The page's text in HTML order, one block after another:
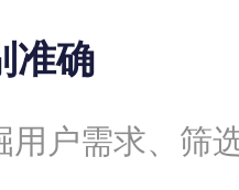
准确
用户需求、筛